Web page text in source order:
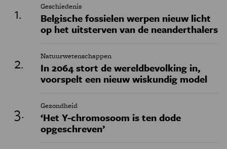
Geschiedenis
Belgische fossielen werpen nieuw licht
op het uitsterven van de neanderthalers
Natuurwetenschappen
In 2064 stort de wereldbevolking in,
voorspelt een nieuw wiskundig model
Gezondheid
‘Het Y-chromosoom is ten dode
opgeschreven’